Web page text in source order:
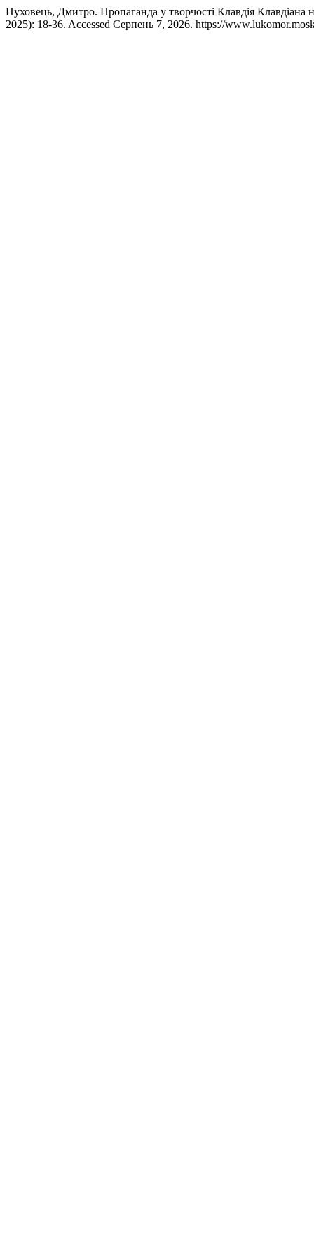
Пуховець, Дмитро. Пропаганда у творчості Клавдія Клавдіана
2025): 18-36. Accessed Серпень 7, 2026. https://